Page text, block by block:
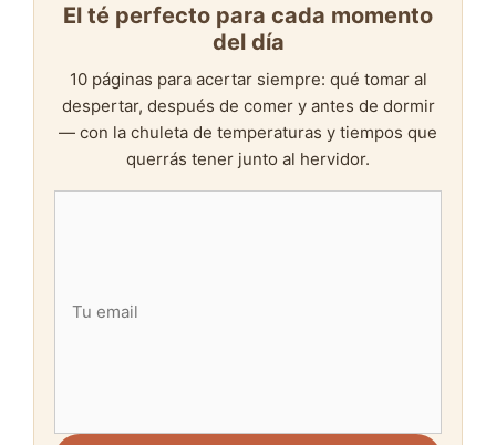
El té perfecto para cada momento
del día
10 páginas para acertar siempre: qué tomar al
despertar, después de comer y antes de dormir
— con la chuleta de temperaturas y tiempos que
querrás tener junto al hervidor.